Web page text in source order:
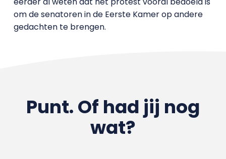
om de senatoren in de Eerste Kamer op andere
gedachten te brengen.
Punt. Of had jij nog
wat?